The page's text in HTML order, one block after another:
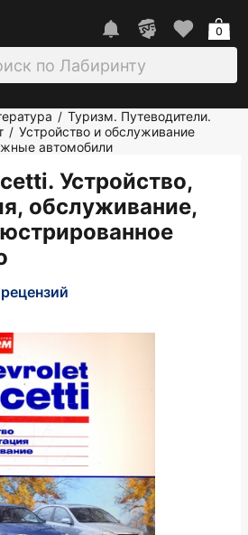
0
/ Туризм. Путеводители.
/ Устройство и обслуживание
автомобили
Устройство,
обслуживание,